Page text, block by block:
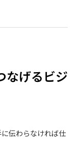
なげるビジ
伝わらなければ仕